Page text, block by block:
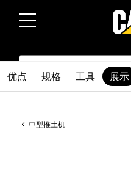
SEARCH
中型推土机
优点 规格 工具 展示